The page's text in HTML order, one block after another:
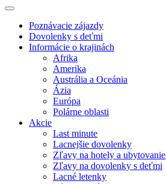
Poznávacie zájazdy
Dovolenky s deťmi
Informácie o krajinách
Afrika
Amerika
Austrália a Oceánia
Ázia
Európa
Polárne oblasti
Akcie
Last minute
Lacnejšie dovolenky
Zľavy na hotely a ubytovanie
Zľavy na dovolenky s deťmi
Lacné letenky